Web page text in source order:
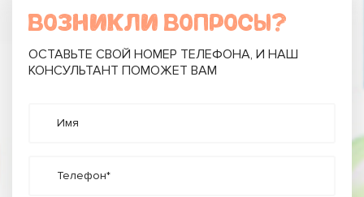
ВОЗНИКЛИ ВОПРОСЫ?
ОСТАВЬТЕ СВОЙ НОМЕР ТЕЛЕФОНА, И НАШ
КОНСУЛЬТАНТ ПОМОЖЕТ ВАМ
Имя
Телефон*